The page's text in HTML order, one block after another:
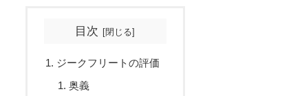
目次
ジークフリートの評価
奥義